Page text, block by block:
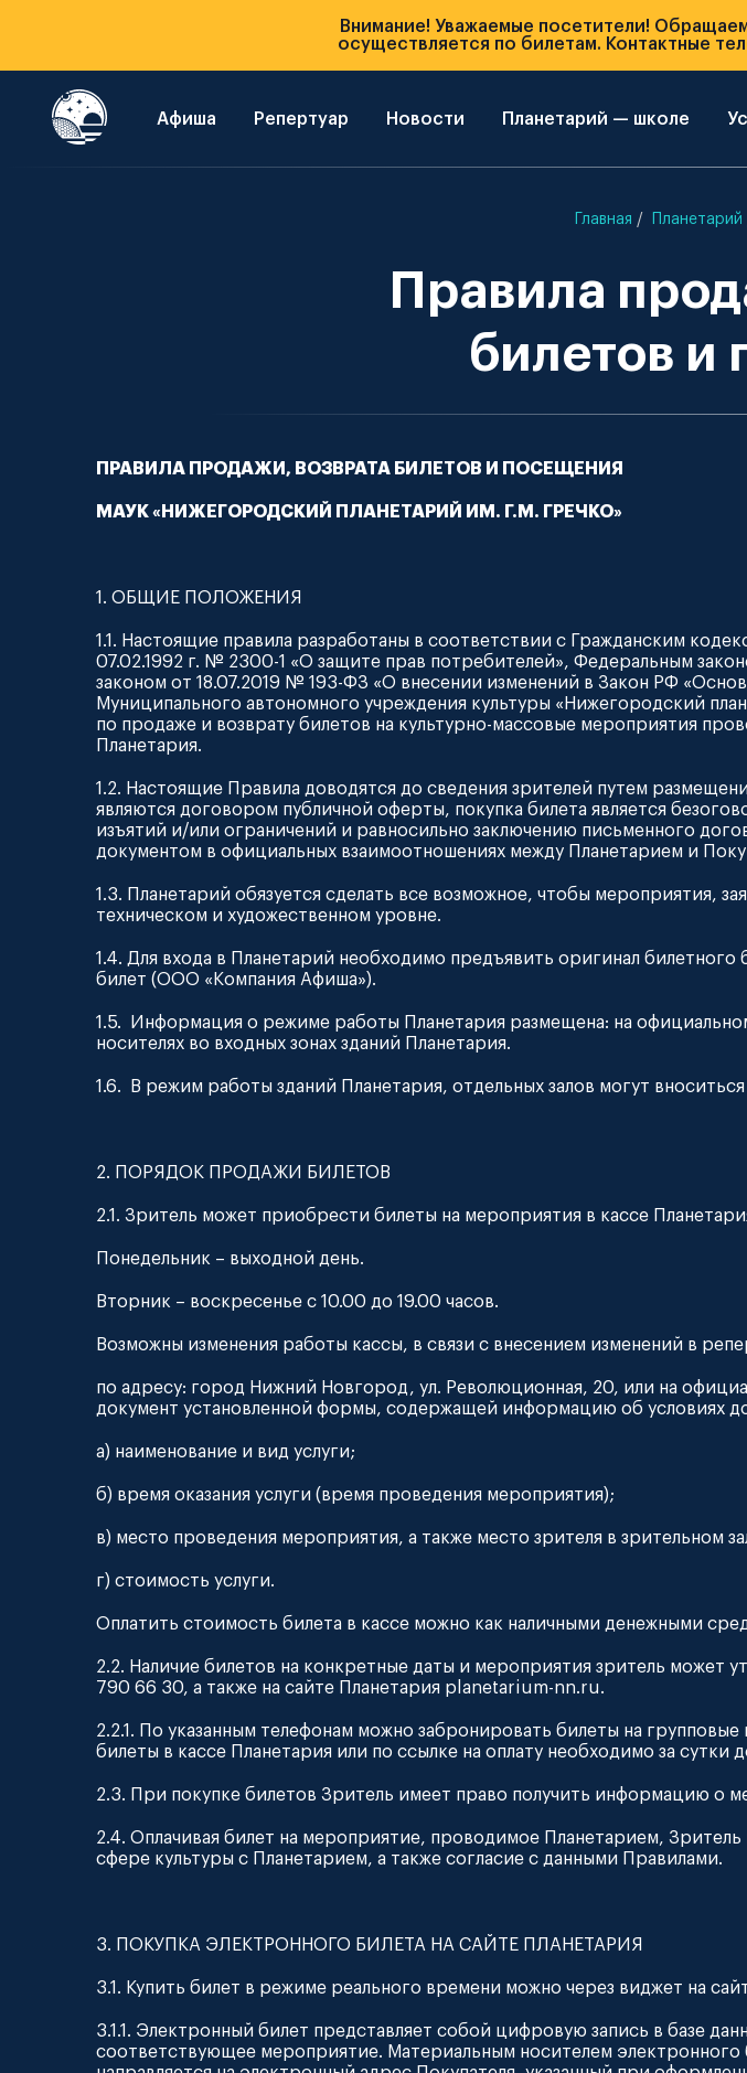
Внимание! Уважаемые посетители!
осуществляется по билетам. Контактные
Афиша Репертуар Новости Планетарий — школе
Главная Планетарий
Правила
билетов и
ПРАВИЛА ПРОДАЖИ, ВОЗВРАТА БИЛЕТОВ И ПОСЕЩЕНИЯ
МАУК «НИЖЕГОРОДСКИЙ ПЛАНЕТАРИЙ ИМ. Г.М. ГРЕЧКО»
1. ОБЩИЕ ПОЛОЖЕНИЯ
1.1. Настоящие правила разработаны в соответствии с Гражданским
07.02.1992 г. № 2300-1 «О защите прав потребителей», Федеральным
законом от 18.07.2019 № 193-ФЗ «О внесении изменений в Закон РФ
Муниципального автономного учреждения культуры «Нижегородский
по продаже и возврату билетов на культурно-массовые мероприятия
Планетария.
1.2. Настоящие Правила доводятся до сведения зрителей путем
являются договором публичной оферты, покупка билета является
изъятий и/или ограничений и равносильно заключению письменного
документом в официальных взаимоотношениях между Планетарием и
1.3. Планетарий обязуется сделать все возможное, чтобы мероприятия,
техническом и художественном уровне.
1.4. Для входа в Планетарий необходимо предъявить оригинал
билет (ООО «Компания Афиша»).
1.5. Информация о режиме работы Планетария размещена: на
носителях во входных зонах зданий Планетария.
1.6. В режим работы зданий Планетария, отдельных залов могут
2. ПОРЯДОК ПРОДАЖИ БИЛЕТОВ
2.1. Зритель может приобрести билеты на мероприятия в кассе
Понедельник – выходной день.
Вторник – воскресенье с 10.00 до 19.00 часов.
Возможны изменения работы кассы, в связи с внесением изменений в
по адресу: город Нижний Новгород, ул. Революционная, 20, или на
документ установленной формы, содержащей информацию об условиях
а) наименование и вид услуги;
б) время оказания услуги (время проведения мероприятия);
в) место проведения мероприятия, а также место зрителя в зрительном
г) стоимость услуги.
Оплатить стоимость билета в кассе можно как наличными денежными
2.2. Наличие билетов на конкретные даты и мероприятия зритель может
790 66 30, а также на сайте Планетария planetarium-nn.ru.
2.2.1. По указанным телефонам можно забронировать билеты на
билеты в кассе Планетария или по ссылке на оплату необходимо за сутки
2.3. При покупке билетов Зритель имеет право получить информацию о
2.4. Оплачивая билет на мероприятие, проводимое Планетарием,
сфере культуры с Планетарием, а также согласие с данными Правилами.
3. ПОКУПКА ЭЛЕКТРОННОГО БИЛЕТА НА САЙТЕ ПЛАНЕТАРИЯ
3.1. Купить билет в режиме реального времени можно через виджет на
3.1.1. Электронный билет представляет собой цифровую запись в базе
соответствующее мероприятие. Материальным носителем электронного